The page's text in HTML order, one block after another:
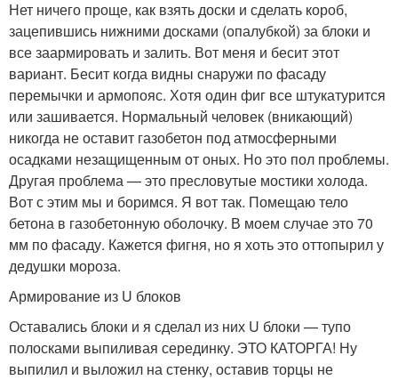
Нет ничего проще, как взять доски и сделать короб,
зацепившись нижними досками (опалубкой) за блоки и
все заармировать и залить. Вот меня и бесит этот
вариант. Бесит когда видны снаружи по фасаду
перемычки и армопояс. Хотя один фиг все штукатурится
или зашивается. Нормальный человек (вникающий)
никогда не оставит газобетон под атмосферными
осадками незащищенным от оных. Но это пол проблемы.
Другая проблема — это пресловутые мостики холода.
Вот с этим мы и боримся. Я вот так. Помещаю тело
бетона в газобетонную оболочку. В моем случае это 70
мм по фасаду. Кажется фигня, но я хоть это оттопырил у
дедушки мороза.
Армирование из U блоков
Оставались блоки и я сделал из них U блоки — тупо
полосками выпиливая серединку. ЭТО КАТОРГА! Ну
выпилил и выложил на стенку, оставив торцы не